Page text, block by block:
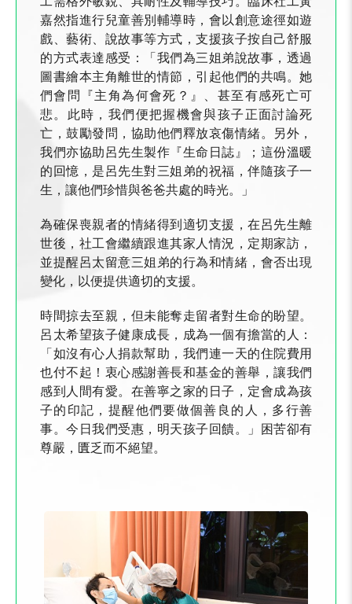
嘉然指進行兒童善別輔導時，會以創意途徑如遊
戲、藝術、說故事等方式，支援孩子按自己舒服
的方式表達感受：「我們為三姐弟說故事，透過
圖書繪本主角離世的情節，引起他們的共鳴。她
們會問『主角為何會死？』、甚至有感死亡可
悲。此時，我們便把握機會與孩子正面討論死
亡，鼓勵發問，協助他們釋放哀傷情緒。另外，
我們亦協助呂先生製作『生命日誌』；這份溫暖
的回憶，是呂先生對三姐弟的祝福，伴隨孩子一
生，讓他們珍惜與爸爸共處的時光。」
為確保喪親者的情緒得到適切支援，在呂先生離
世後，社工會繼續跟進其家人情況，定期家訪，
並提醒呂太留意三姐弟的行為和情緒，會否出現
變化，以便提供適切的支援。
時間掠去至親，但未能奪走留者對生命的盼望。
呂太希望孩子健康成長，成為一個有擔當的人：
「如沒有心人捐款幫助，我們連一天的住院費用
也付不起！衷心感謝善長和基金的善舉，讓我們
感到人間有愛。在善寧之家的日子，定會成為孩
子的印記，提醒他們要做個善良的人，多行善
事。今日我們受惠，明天孩子回饋。」困苦卻有
尊嚴，匱乏而不絕望。